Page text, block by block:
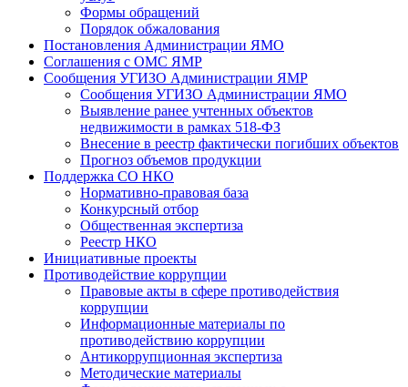
Формы обращений
Порядок обжалования
Постановления Администрации ЯМО
Соглашения с ОМС ЯМР
Сообщения УГИЗО Администрации ЯМР
Сообщения УГИЗО Администрации ЯМО
Выявление ранее учтенных объектов
недвижимости в рамках 518-ФЗ
Внесение в реестр фактически погибших объектов
Прогноз объемов продукции
Поддержка СО НКО
Нормативно-правовая база
Конкурсный отбор
Общественная экспертиза
Реестр НКО
Инициативные проекты
Противодействие коррупции
Правовые акты в сфере противодействия
коррупции
Информационные материалы по
противодействию коррупции
Антикоррупционная экспертиза
Методические материалы